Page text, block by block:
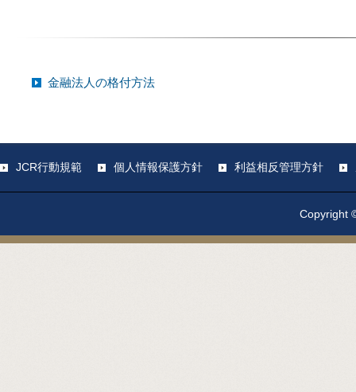
金融法人の格付方法
JCR行動規範 個人情報保護方針 利益相反管理方針
Copyright